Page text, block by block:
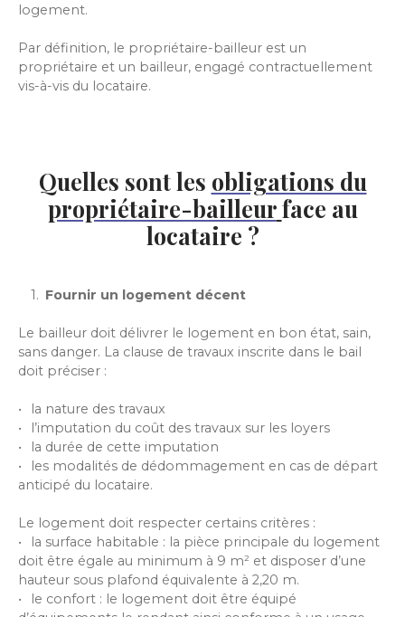
logement.
Par définition, le propriétaire-bailleur est un
propriétaire et un bailleur, engagé contractuellement
vis-à-vis du locataire.
Quelles sont les obligations du
propriétaire-bailleurface au
locataire ?
Fournir un logement décent
Le bailleur doit délivrer le logement en bon état, sain,
sans danger. La clause de travaux inscrite dans le bail
doit préciser :
la nature des travaux
l’imputation du coût des travaux sur les loyers
la durée de cette imputation
les modalités de dédommagement en cas de départ
anticipé du locataire.
Le logement doit respecter certains critères :
la surface habitable : la pièce principale du logement
doit être égale au minimum à 9 m² et disposer d’une
hauteur sous plafond équivalente à 2,20 m.
le confort : le logement doit être équipé